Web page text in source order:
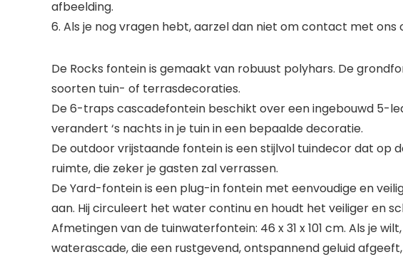
afbeelding.
6. Als je nog vragen hebt, aarzel dan niet om contact met
De Rocks fontein is gemaakt van robuust polyhars. De
soorten tuin- of terrasdecoraties.
De 6-traps cascadefontein beschikt over een ingebouwd 5-
verandert ‘s nachts in je tuin in een bepaalde decoratie.
De outdoor vrijstaande fontein is een stijlvol tuindecor dat op
ruimte, die zeker je gasten zal verrassen.
De Yard-fontein is een plug-in fontein met eenvoudige en
aan. Hij circuleert het water continu en houdt het veiliger en
Afmetingen van de tuinwaterfontein: 46 x 31 x 101 cm. Als je
waterascade, die een rustgevend, ontspannend geluid